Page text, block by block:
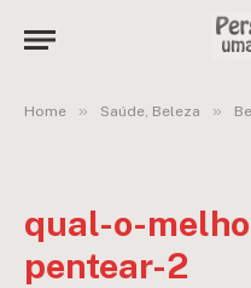
Home » Saúde, Beleza »
qual-o-
pentear-2